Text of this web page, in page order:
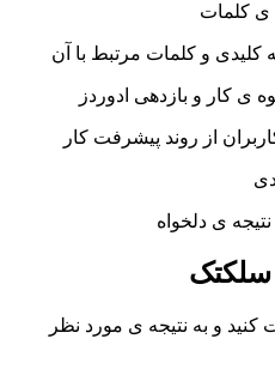
ی کلمات
کلیدی و کلمات مرتبط با آن
ی کار و بازدهی ادوردز
از روند پیشرفت کار
ی دلخواه
و به نتیجه ی مورد نظر